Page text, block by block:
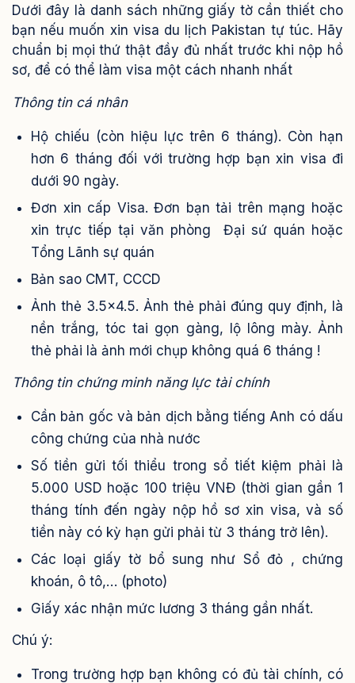
Dưới đây là danh sách những giấy tờ cần thiết cho
bạn nếu muốn xin visa du lịch Pakistan tự túc. Hãy
chuẩn bị mọi thứ thật đầy đủ nhất trước khi nộp hồ
sơ, để có thể làm visa một cách nhanh nhất
Thông tin cá nhân
Hộ chiếu (còn hiệu lực trên 6 tháng). Còn hạn
hơn 6 tháng đối với trường hợp bạn xin visa đi
dưới 90 ngày.
Đơn xin cấp Visa. Đơn bạn tải trên mạng hoặc
xin trực tiếp tại văn phòng Đại sứ quán hoặc
Tổng Lãnh sự quán
Bản sao CMT, CCCD
Ảnh thẻ 3.5×4.5. Ảnh thẻ phải đúng quy định, là
nền trắng, tóc tai gọn gàng, lộ lông mày. Ảnh
thẻ phải là ảnh mới chụp không quá 6 tháng !
Thông tin chứng minh năng lực tài chính
Cần bản gốc và bản dịch bằng tiếng Anh có dấu
công chứng của nhà nước
Số tiền gửi tối thiểu trong sổ tiết kiệm phải là
5.000 USD hoặc 100 triệu VNĐ (thời gian gần 1
tháng tính đến ngày nộp hồ sơ xin visa, và số
tiền này có kỳ hạn gửi phải từ 3 tháng trở lên).
Các loại giấy tờ bổ sung như Sổ đỏ , chứng
khoán, ô tô,… (photo)
Giấy xác nhận mức lương 3 tháng gần nhất.
Chú ý:
Trong trường hợp bạn không có đủ tài chính, có